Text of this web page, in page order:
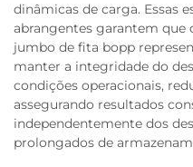
dinâmicas de carga. Essas
abrangentes garantem que
jumbo de fita bopp
manter a integridade do
condições operacionais,
assegurando resultados
independentemente dos
prolongados de